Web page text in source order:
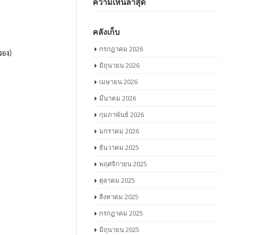
คลังเก็บ
กรกฎาคม 2026
มิถุนายน 2026
เมษายน 2026
มีนาคม 2026
กุมภาพันธ์ 2026
มกราคม 2026
ธันวาคม 2025
พฤศจิกายน 2025
ตุลาคม 2025
สิงหาคม 2025
กรกฎาคม 2025
มิถุนายน 2025